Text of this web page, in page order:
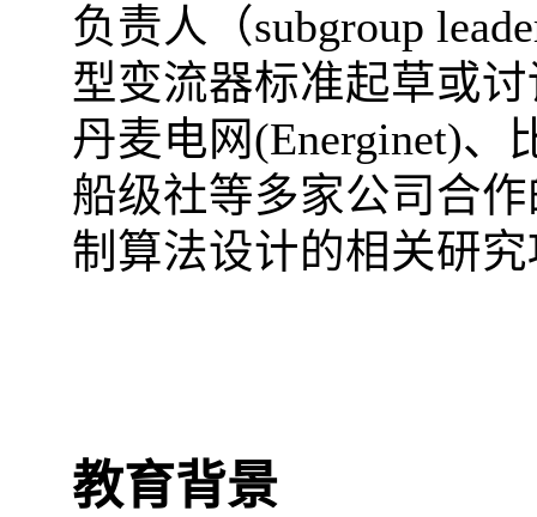
负责人（subgroup
型变流器标准起草或
丹麦电网 (Energinet)、
船级社等多家公司合
制算法设计的相关研
教育背景